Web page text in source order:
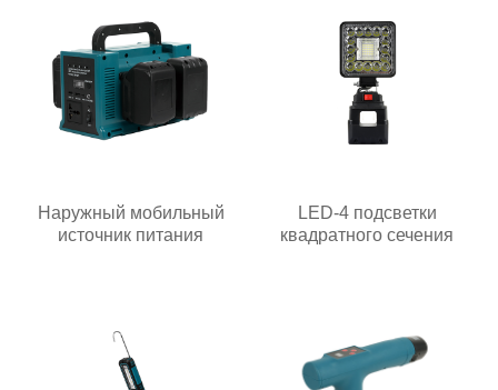
Наружный мобильный
источник питания
LED-4 подсветки
квадратного сечения